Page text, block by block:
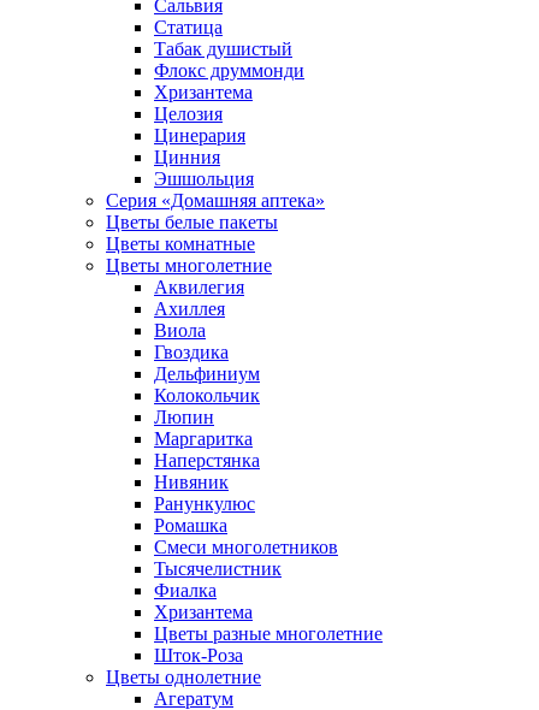
Сальвия
Статица
Табак душистый
Флокс друммонди
Хризантема
Целозия
Цинерария
Цинния
Эшшольция
Серия «Домашняя аптека»
Цветы белые пакеты
Цветы комнатные
Цветы многолетние
Аквилегия
Ахиллея
Виола
Гвоздика
Дельфиниум
Колокольчик
Люпин
Маргаритка
Наперстянка
Нивяник
Ранункулюс
Ромашка
Смеси многолетников
Тысячелистник
Фиалка
Хризантема
Цветы разные многолетние
Шток-Роза
Цветы однолетние
Агератум